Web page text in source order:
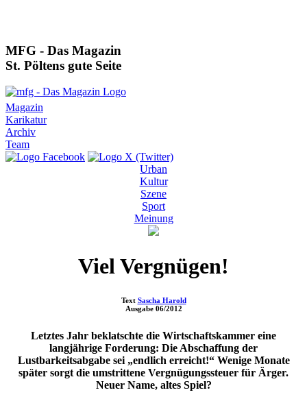
MFG - Das Magazin
St. Pöltens gute Seite
Magazin
Karikatur
Archiv
Team
Urban
Kultur
Szene
Sport
Meinung
Viel Vergnügen!
Text Sascha Harold
Ausgabe 06/2012
Letztes Jahr beklatschte die Wirtschaftskammer eine
langjährige Forderung: Die Abschaffung der
Lustbarkeitsabgabe sei „endlich erreicht!“ Wenige Monate
später sorgt die umstrittene Vergnügungssteuer für Ärger.
Neuer Name, altes Spiel?